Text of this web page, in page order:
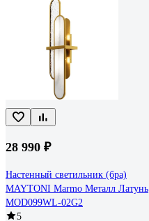
28 990 ₽
Настенный светильник (бра)
MAYTONI Marmo Металл Латунь
MOD099WL-02G2
5